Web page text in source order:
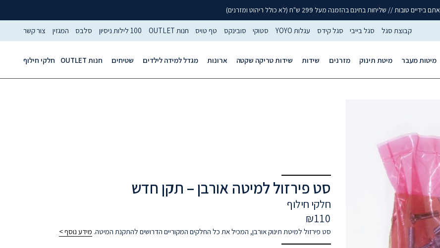
אתם בידיים טובות // שליחות בחינם בהזמנה מעל 299 ש"ח (לא כולל ריהוט ומזרנים)
קבוצת סגל סגל בייבי סגל קידס עגלות YOYO סטוקי סובינקס טף טויס חנות OUTLET 100 לילות ניסיון סלבס המגזין צור קשר
מיטות מעבר מיטת תינוק מזרנים שידות שידות טריקה שקטה ארונות מגדל למידה לילדים שטיחים חנות OUTLET חלקי חילוף
סט פירזול למיטה אורבן – תקן חדש
חלקי חילוף
₪110
סט פירזול למיטת תינוק אורבן, המכיל את כל החלקים המקוריים הדרושים להתקנת המיטה. מידע נוסף >